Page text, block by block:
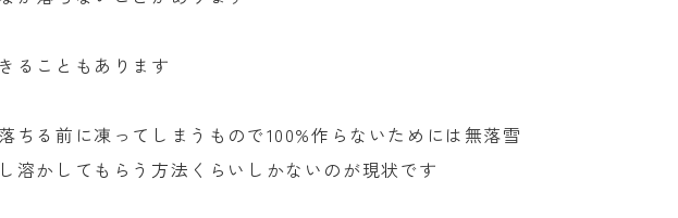
ることもあります
ちる前に凍ってしまうもので100%作らないためには無落雪
溶かしてもらう方法くらいしかないのが現状です